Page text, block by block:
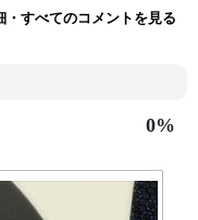
・すべてのコメントを見る
0%